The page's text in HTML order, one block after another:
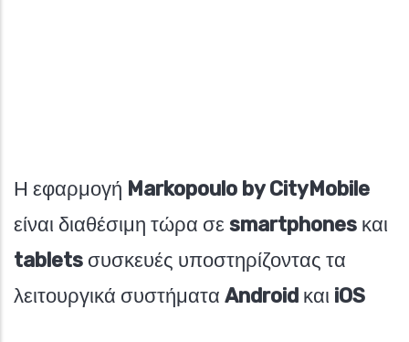
Η εφαρμογή Markopoulo by CityMobile
είναι διαθέσιμη τώρα σε smartphones και
tablets συσκευές υποστηρίζοντας τα
λειτουργικά συστήματα Android και iOS